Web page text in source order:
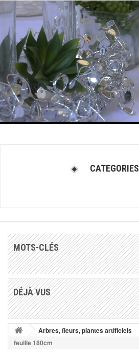
CATEGORIES
MOTS-CLÉS
DÉJÀ VUS
Arbres, fleurs, plantes artificiels
feuille 180cm